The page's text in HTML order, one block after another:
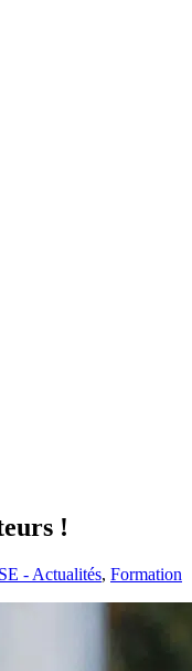
!
- Actualités, Formation